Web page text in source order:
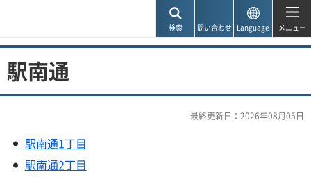
検索 問い合わせ Language メニュー
駅南通
最終更新日：2026年08月05日
駅南通1丁目
駅南通2丁目